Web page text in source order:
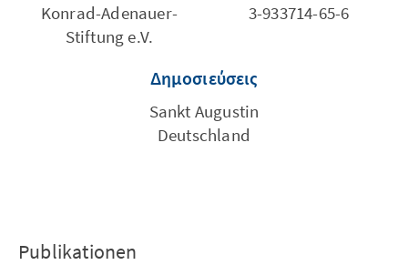
Konrad-Adenauer-
Stiftung e.V.
3-933714-65-6
Δημοσιεύσεις
Sankt Augustin
Deutschland
Publikationen